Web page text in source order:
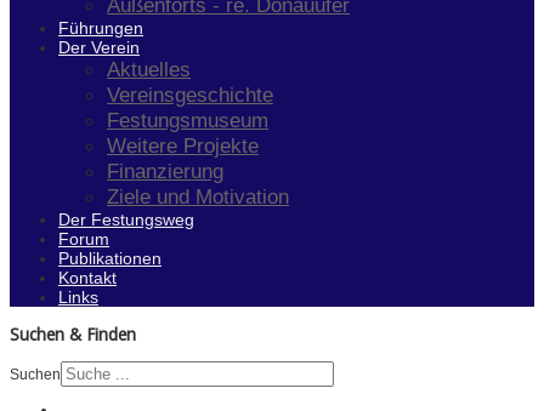
Außenforts - re. Donauufer
Führungen
Der Verein
Aktuelles
Vereinsgeschichte
Festungsmuseum
Weitere Projekte
Finanzierung
Ziele und Motivation
Der Festungsweg
Forum
Publikationen
Kontakt
Links
Suchen & Finden
Suchen